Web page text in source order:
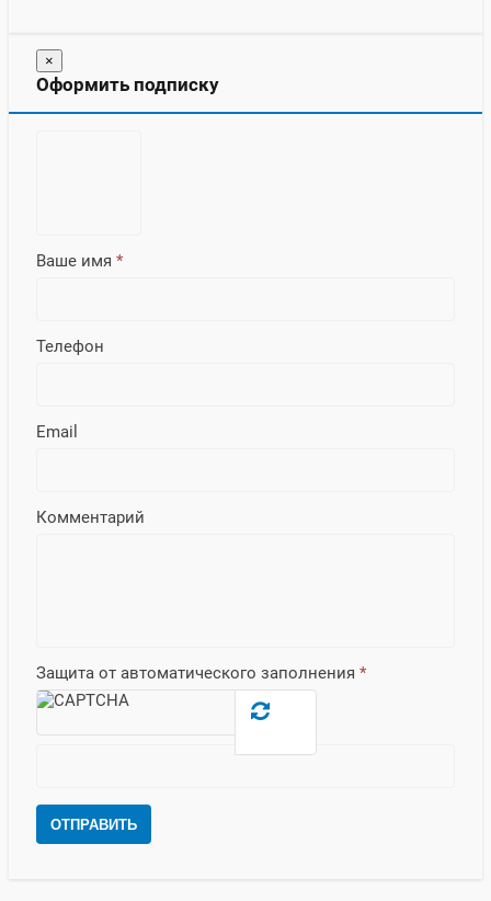
×
Оформить подписку
Ваше имя *
Телефон
Email
Комментарий
Защита от автоматического заполнения *
ОТПРАВИТЬ